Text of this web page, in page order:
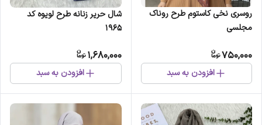
روسری نخی کاستوم طرح روناک
مجلسی
750,000
افزودن به سبد
شال حریر زنانه طرح لویوه کد
1965
1,680,000
افزودن به سبد